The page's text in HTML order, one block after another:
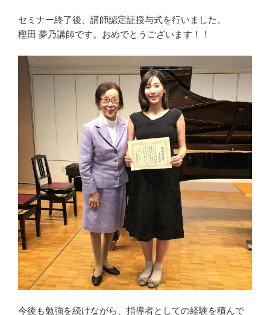
セミナー終了後、講師認定証授与式を行いました。
樫田 夢乃講師です。おめでとうございます！！
今後も勉強を続けながら、指導者としての経験を積んで